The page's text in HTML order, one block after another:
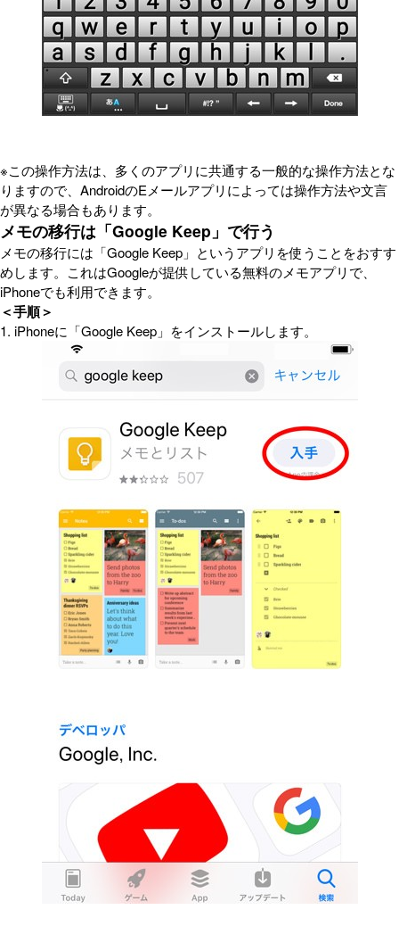
※この操作方法は、多くのアプリに共通する一般的な操作方法とな
りますので、AndroidのEメールアプリによっては操作方法や文言
が異なる場合もあります。
メモの移行は「Google Keep」で行う
メモの移行には「Google Keep」というアプリを使うことをおすす
めします。これはGoogleが提供している無料のメモアプリで、
iPhoneでも利用できます。
＜手順＞
1. iPhoneに「Google Keep」をインストールします。